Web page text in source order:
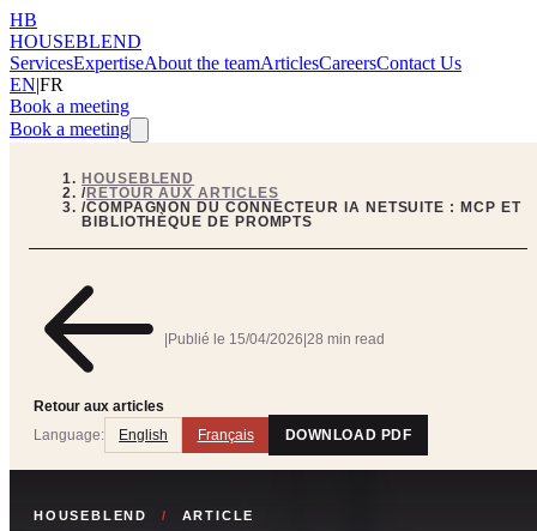
HB
HOUSEBLEND
ServicesExpertiseAbout the teamArticlesCareersContact Us
EN|FR
Book a meeting
Book a meeting
HOUSEBLEND
/RETOUR AUX ARTICLES
/COMPAGNON DU CONNECTEUR IA NETSUITE : MCP ET
BIBLIOTHÈQUE DE PROMPTS
Retour aux articles
Publié le 15/04/2026 28 min read
Language: English Français DOWNLOAD PDF
HOUSEBLEND / ARTICLE